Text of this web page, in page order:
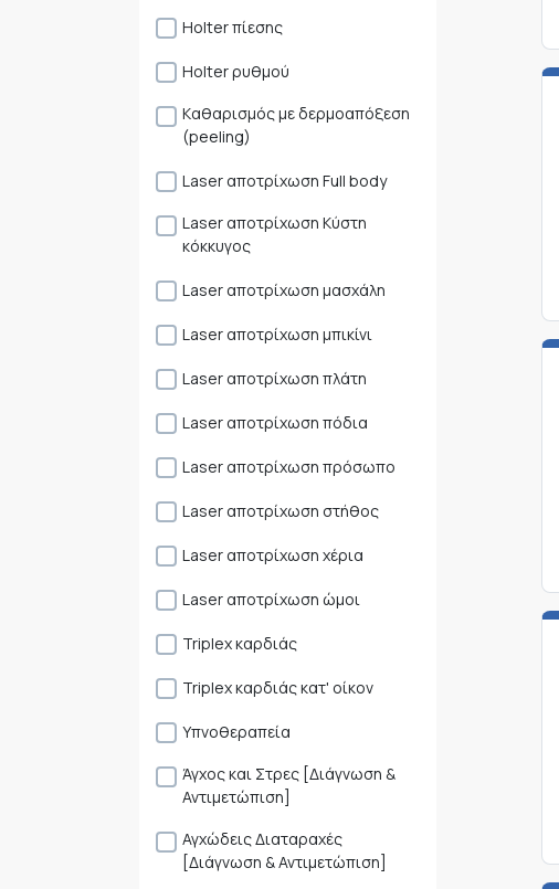
Holter πίεσης
Holter ρυθμού
Kαθαρισμός με δερμοαπόξεση
(peeling)
Laser αποτρίχωση Full body
Laser αποτρίχωση Κύστη
κόκκυγος
Laser αποτρίχωση μασχάλη
Laser αποτρίχωση μπικίνι
Laser αποτρίχωση πλάτη
Laser αποτρίχωση πόδια
Laser αποτρίχωση πρόσωπο
Laser αποτρίχωση στήθος
Laser αποτρίχωση χέρια
Laser αποτρίχωση ώμοι
Triplex καρδιάς
Triplex καρδιάς κατ' οίκον
Yπνοθεραπεία
Άγχος και Στρες [Διάγνωση &
Αντιμετώπιση]
Αγχώδεις Διαταραχές
[Διάγνωση & Αντιμετώπιση]